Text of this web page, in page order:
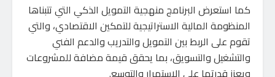
كما استعرض البرنامج منهجية التمويل الذكي التي تتبناها
المنظومة المالية الاستراتيجية للتمكين الاقتصادي، والتي
تقوم على الربط بين التمويل والتدريب والدعم الفني
والتشغيل والتسويق، بما يحقق قيمة مضافة للمشروعات